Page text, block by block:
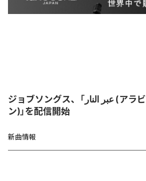
ジョブソングス、「عبر النار (アラビア語バージョ
ン)」を配信開始
新曲情報